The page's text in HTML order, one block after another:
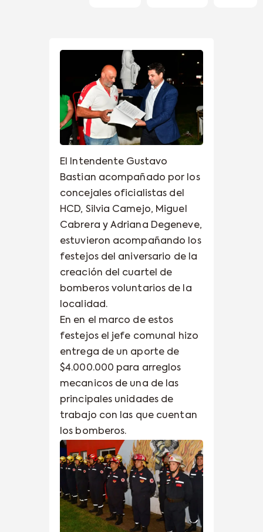
El Intendente Gustavo
Bastian acompañado por los
concejales oficialistas del
HCD, Silvia Camejo, Miguel
Cabrera y Adriana Degeneve,
estuvieron acompañando los
festejos del aniversario de la
creación del cuartel de
bomberos voluntarios de la
localidad.
En en el marco de estos
festejos el jefe comunal hizo
entrega de un aporte de
$4.000.000 para arreglos
mecanicos de una de las
principales unidades de
trabajo con las que cuentan
los bomberos.